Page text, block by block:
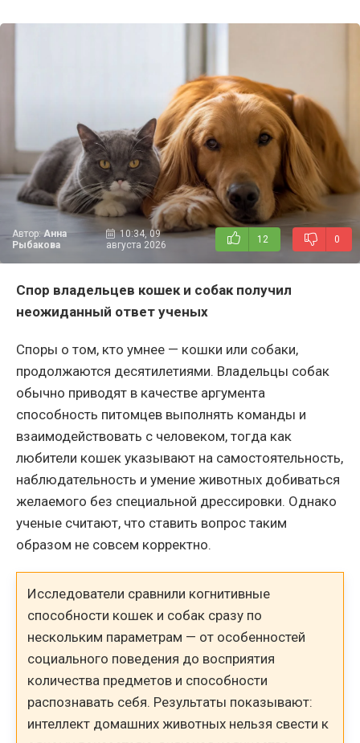
Автор: Анна
Рыбакова
10:34, 09
августа 2026
12 0
Спор владельцев кошек и собак получил
неожиданный ответ ученых
Споры о том, кто умнее — кошки или собаки,
продолжаются десятилетиями. Владельцы собак
обычно приводят в качестве аргумента
способность питомцев выполнять команды и
взаимодействовать с человеком, тогда как
любители кошек указывают на самостоятельность,
наблюдательность и умение животных добиваться
желаемого без специальной дрессировки. Однако
ученые считают, что ставить вопрос таким
образом не совсем корректно.
Исследователи сравнили когнитивные
способности кошек и собак сразу по
нескольким параметрам — от особенностей
социального поведения до восприятия
количества предметов и способности
распознавать себя. Результаты показывают:
интеллект домашних животных нельзя свести к